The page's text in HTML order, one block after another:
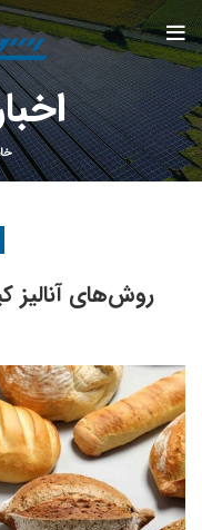
روش‌های آنالیز